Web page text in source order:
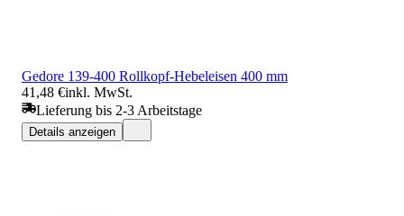
Gedore 139-400 Rollkopf-Hebeleisen 400 mm
41,48 €inkl. MwSt.
Lieferung bis 2-3 Arbeitstage
Details anzeigen